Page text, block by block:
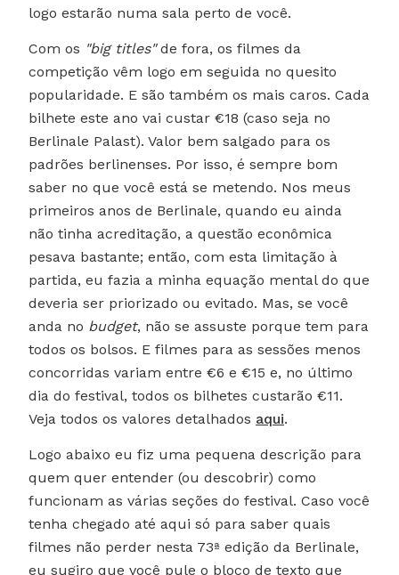
logo estarão numa sala perto de você.
Com os "big titles"de fora, os filmes da
competição vêm logo em seguida no quesito
popularidade. E são também os mais caros. Cada
bilhete este ano vai custar €18 (caso seja no
Berlinale Palast). Valor bem salgado para os
padrões berlinenses. Por isso, é sempre bom
saber no que você está se metendo. Nos meus
primeiros anos de Berlinale, quando eu ainda
não tinha acreditação, a questão econômica
pesava bastante; então, com esta limitação à
partida, eu fazia a minha equação mental do que
deveria ser priorizado ou evitado. Mas, se você
anda no budget, não se assuste porque tem para
todos os bolsos. E filmes para as sessões menos
concorridas variam entre €6 e €15 e, no último
dia do festival, todos os bilhetes custarão €11.
Veja todos os valores detalhados aqui.
Logo abaixo eu fiz uma pequena descrição para
quem quer entender (ou descobrir) como
funcionam as várias seções do festival. Caso você
tenha chegado até aqui só para saber quais
filmes não perder nesta 73ª edição da Berlinale,
eu sugiro que você pule o bloco de texto que